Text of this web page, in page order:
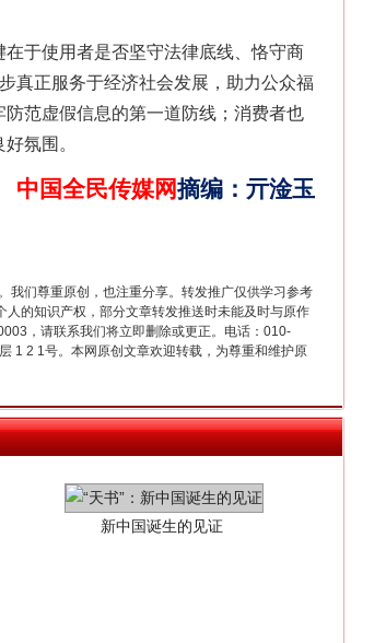
于使用者是否坚守法律底线、恪守商
真正服务于经济社会发展，助力公众福
范虚假信息的第一道防线；消费者也
氛围。
中国全民传媒网摘编 ： 亓淦玉
我们尊重原创，也注重分享。转发推广仅供学习参考
的知识产权，部分文章转发推送时未能及时与原作
，请联系我们将立即删除或更正。电话：010-
1 2 1号。本网原创文章欢迎转载，为尊重和维护原
新中国诞生的见证